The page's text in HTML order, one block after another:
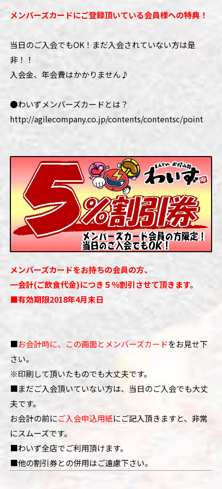
メンバーズカードにご登録頂いている会員様への特典！
当日のご入会でもOK！まだ入会されていない方は是
非！！
入会金、年会費はかかりません♪
●わいずメンバーズカードとは？
http://agilecompany.co.jp/contents/contentsc/point
メンバーズカードをお持ちの会員の方、
一会計(ご飲食代金)につき５％割引させて頂きます。
■有効期限2018年4月末日
■お会計時に、この画面とメンバーズカードをお見せ下
さい。
※印刷して頂いたものでも大丈夫です。
■まだご入会頂いていない方は、当日のご入会でも大丈
夫です。
お会計の前にご入会申込用紙にご記入頂きますと、非常
にスムーズです。
■わいず全店でご利用頂けます。
■他の割引券との併用はご遠慮下さい。